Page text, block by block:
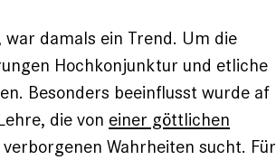
damals ein Trend. Um die
Hochkonjunktur und etliche
Besonders beeinflusst wurde af
die von einer göttlichen
Wahrheiten sucht. Für